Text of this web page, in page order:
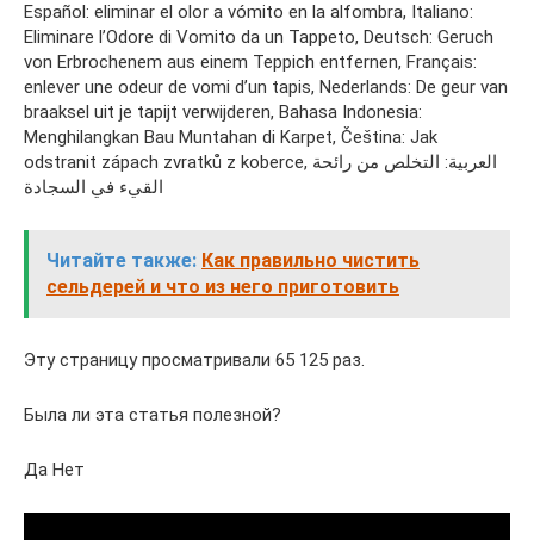
Español: eliminar el olor a vómito en la alfombra, Italiano:
Eliminare l’Odore di Vomito da un Tappeto, Deutsch: Geruch
von Erbrochenem aus einem Teppich entfernen, Français:
enlever une odeur de vomi d’un tapis, Nederlands: De geur van
braaksel uit je tapijt verwijderen, Bahasa Indonesia:
Menghilangkan Bau Muntahan di Karpet, Čeština: Jak
odstranit zápach zvratků z koberce, العربية: التخلص من رائحة
القيء في السجادة
Читайте также: Как правильно чистить
сельдерей и что из него приготовить
Эту страницу просматривали 65 125 раз.
Была ли эта статья полезной?
Да Нет